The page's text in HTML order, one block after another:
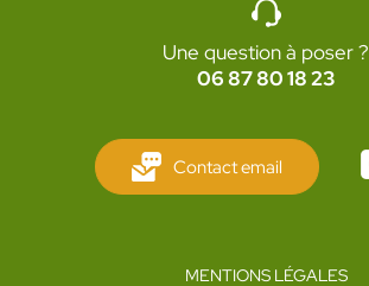
Une question à poser ?
06 87 80 18 23
Contact email
MENTIONS LÉGALES